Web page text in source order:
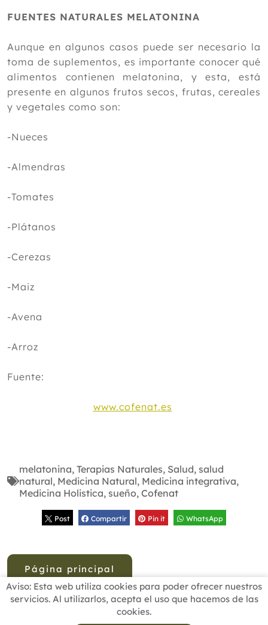
FUENTES NATURALES MELATONINA
Aunque en algunos casos puede ser necesario la
toma de suplementos, es importante conocer qué
alimentos contienen melatonina, y esta, está
presente en algunos frutos secos, frutas, cereales
y vegetales como son:
-Nueces
-Almendras
-Tomates
-Plátanos
-Cerezas
-Maiz
-Avena
-Arroz
Fuente:
www.cofenat.es
melatonina, Terapias Naturales, Salud, salud
natural, Medicina Natural, Medicina integrativa,
Medicina Holistica, sueño, Cofenat
Post Compartir Pin it WhatsApp
Página principal
Aviso: Esta web utiliza cookies para poder ofrecer nuestros
servicios. Al utilizarlos, acepta el uso que hacemos de las
cookies.